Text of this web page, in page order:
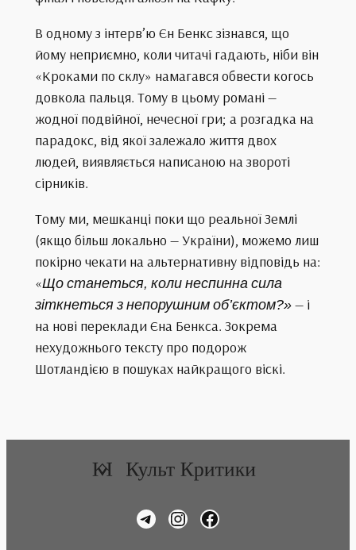
В одному з інтерв’ю Єн Бенкс зізнався, що
йому неприємно, коли читачі гадають, ніби він
«Кроками по склу» намагався обвести когось
довкола пальця. Тому в цьому романі —
жодної подвійної, нечесної гри; а розгадка на
парадокс, від якої залежало життя двох
людей, виявляється написаною на звороті
сірників.
Тому ми, мешканці поки що реальної Землі
(якщо більш локально — України), можемо лиш
покірно чекати на альтернативну відповідь на:
«Що станеться, коли неспинна сила
зіткнеться з непорушним об’єктом?»— і
на нові переклади Єна Бенкса. Зокрема
нехудожнього тексту про подорож
Шотландією в пошуках найкращого віскі.